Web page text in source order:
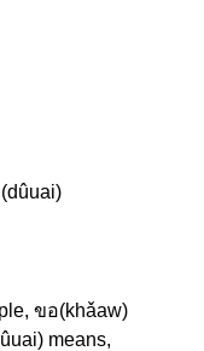
ขอ(khǎaw)
means,